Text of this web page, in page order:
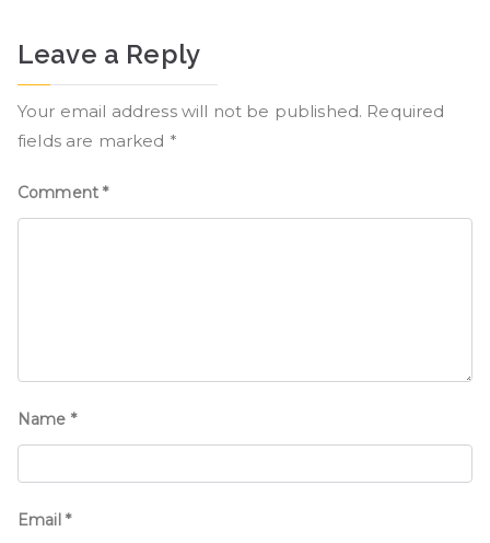
Leave a Reply
Your email address will not be published. Required
fields are marked *
Comment*
Name *
Email *